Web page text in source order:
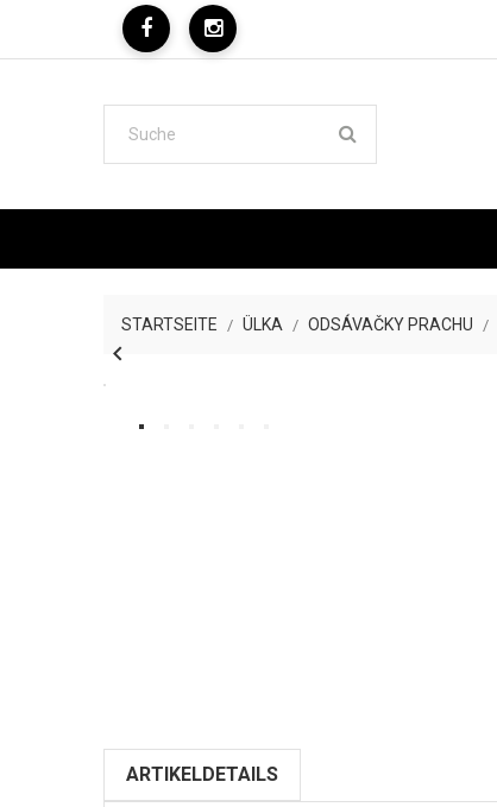
STARTSEITE ÜLKA ODSÁVAČKY PRACHU

ARTIKELDETAILS